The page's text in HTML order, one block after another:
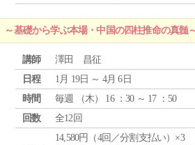
基礎から学ぶ本場・中国の四柱推命の真髄
講師
澤田 昌征
日程
1月 19日 ～ 4月 6日
時間
毎週 （木） 16 ：30 ～ 17 ：50
回数
全12回
14,580円（4回／分割支払い）×3